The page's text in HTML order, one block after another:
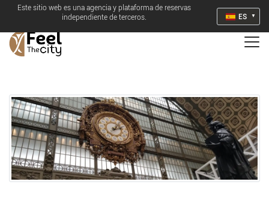
Este sitio web es una agencia y plataforma de reservas
independiente de terceros.
ES